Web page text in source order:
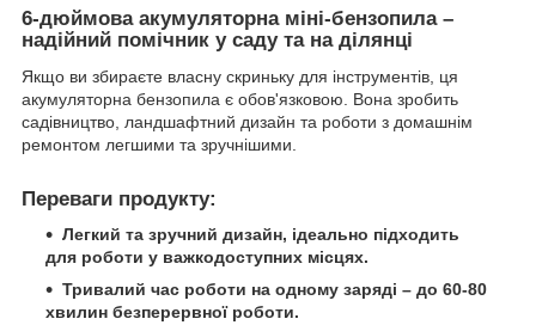
6-дюймова акумуляторна міні-бензопила –
надійний помічник у саду та на ділянці
Якщо ви збираєте власну скриньку для інструментів, ця
акумуляторна бензопила є обов'язковою. Вона зробить
садівництво, ландшафтний дизайн та роботи з домашнім
ремонтом легшими та зручнішими.
Переваги продукту:
Легкий та зручний дизайн, ідеально підходить
для роботи у важкодоступних місцях.
Тривалий час роботи на одному заряді – до 60-80
хвилин безперервної роботи.